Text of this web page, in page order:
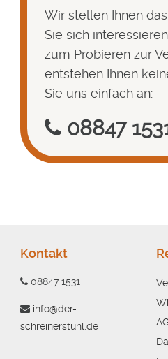
Wir stellen Ihnen
Sie sich
zum Probieren zur
entstehen Ihnen
Sie uns einfach an:
08847
Kontakt
08847 1531
info@der-
schreinerstuhl.de